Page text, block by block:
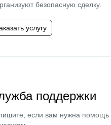
безопасную сделку.
услугу
поддержки
если вам нужна помощь